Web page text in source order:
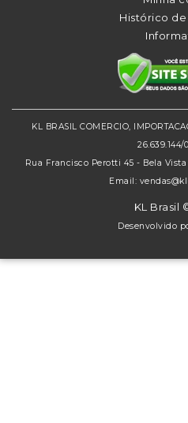
Histórico
KL BRASIL COMERCIO,
26.639.144/
Rua Francisco Perotti 45 - Bela Vista
Email:
KL Brasil
Desenvolvido